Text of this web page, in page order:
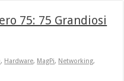
75: 75 Grandiosi
, Hardware, MagPi, Networking,